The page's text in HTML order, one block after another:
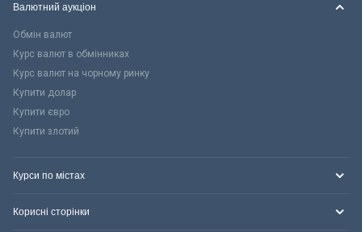
Валютний аукціон
Обмін валют
Курс валют в обмінниках
Курс валют на чорному ринку
Купити долар
Купити євро
Купити злотий
Курси по містах
Корисні сторінки